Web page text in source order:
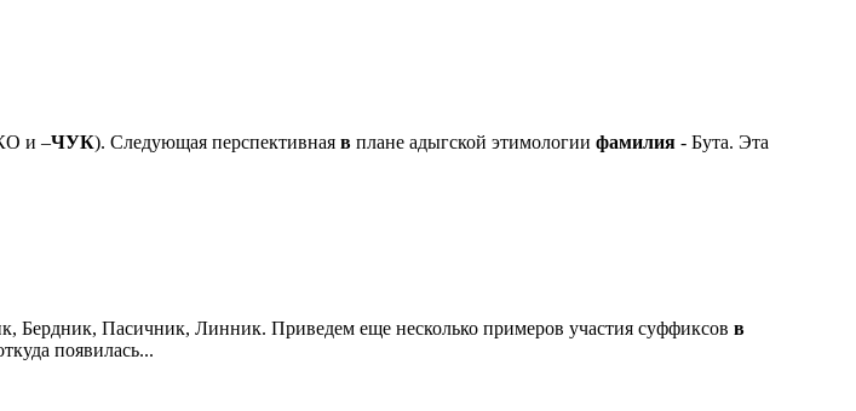
и –ЧУК). Следующая перспективная в плане адыгской этимологии фамилия - Бута. Эта
Бердник, Пасичник, Линник. Приведем еще несколько примеров участия суффиксов в
появилась...